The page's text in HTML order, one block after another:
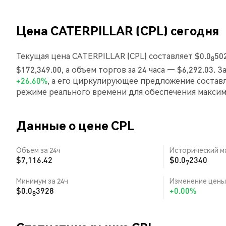
Цена CATERPILLAR (CPL) сегодня
Текущая цена CATERPILLAR (CPL) составляет $0.08
$172,349.00, а объем торгов за 24 часа — $6,292.03.
+26.60%, а его циркулирующее предложение
режиме реального времени для обеспечения
Данные о цене CPL
Объем за 24ч
$7,116.42
Исторический
$0.072340
Минимум за 24ч
$0.083928
Изменение цены
+0.00%